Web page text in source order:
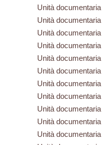
Unità documentaria
Unità documentaria
Unità documentaria
Unità documentaria
Unità documentaria
Unità documentaria
Unità documentaria
Unità documentaria
Unità documentaria
Unità documentaria
Unità documentaria